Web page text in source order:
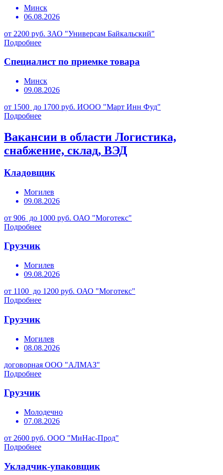
Минск
06.08.2026
от 2200 руб. ЗАО "Универсам Байкальский"
Подробнее
Специалист по приемке товара
Минск
09.08.2026
от 1500 до 1700 руб. ИООО "Март Инн Фуд"
Подробнее
Вакансии в области Логистика,
снабжение, склад, ВЭД
Кладовщик
Могилев
09.08.2026
от 906 до 1000 руб. ОАО "Моготекс"
Подробнее
Грузчик
Могилев
09.08.2026
от 1100 до 1200 руб. ОАО "Моготекс"
Подробнее
Грузчик
Могилев
08.08.2026
договорная ООО "АЛМАЗ"
Подробнее
Грузчик
Молодечно
07.08.2026
от 2600 руб. ООО "МиНас-Прод"
Подробнее
Укладчик-упаковщик